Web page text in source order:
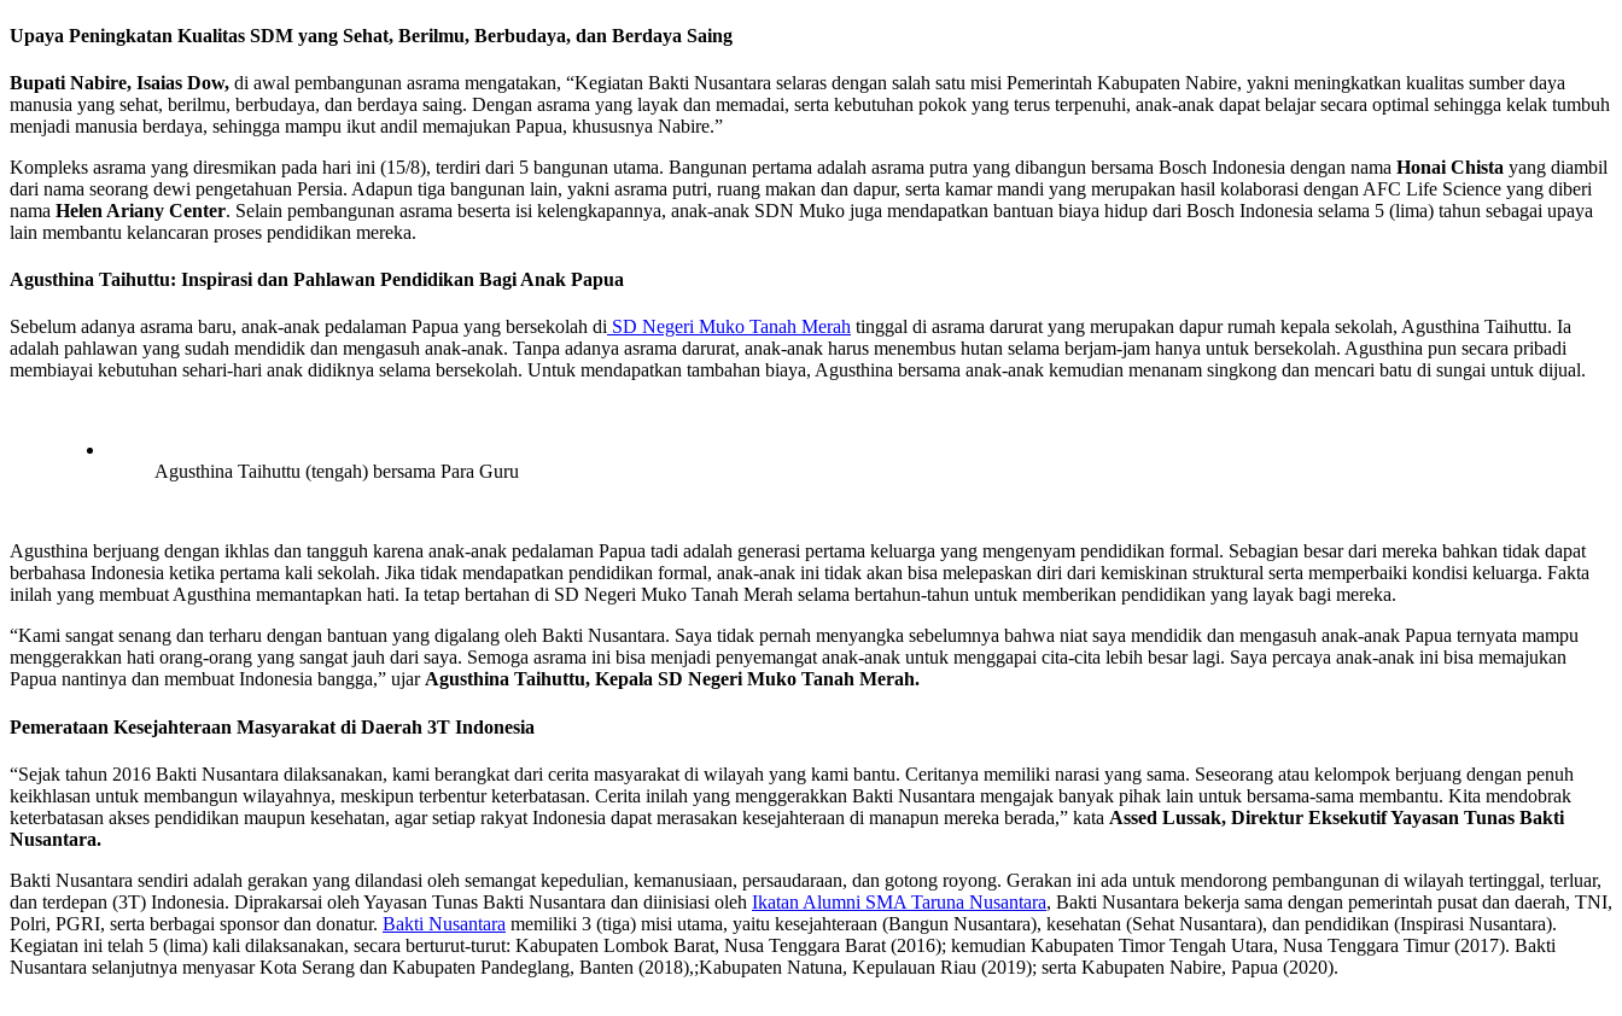
Upaya Peningkatan Kualitas SDM yang Sehat, Berilmu, Berbudaya, dan Berdaya Saing
Bupati Nabire, Isaias Dow, di awal pembangunan asrama mengatakan, “Kegiatan Bakti Nusantara selaras dengan salah satu misi Pemerintah Kabupaten Nabire, yakni meningkatkan kualitas sumber daya
manusia yang sehat, berilmu, berbudaya, dan berdaya saing. Dengan asrama yang layak dan memadai, serta kebutuhan pokok yang terus terpenuhi, anak-anak dapat belajar secara optimal sehingga kelak tumbuh
menjadi manusia berdaya, sehingga mampu ikut andil memajukan Papua, khususnya Nabire.”
Kompleks asrama yang diresmikan pada hari ini (15/8), terdiri dari 5 bangunan utama. Bangunan pertama adalah asrama putra yang dibangun bersama Bosch Indonesia dengan nama Honai Chista yang diambil
dari nama seorang dewi pengetahuan Persia. Adapun tiga bangunan lain, yakni asrama putri, ruang makan dan dapur, serta kamar mandi yang merupakan hasil kolaborasi dengan AFC Life Science yang diberi
nama Helen Ariany Center. Selain pembangunan asrama beserta isi kelengkapannya, anak-anak SDN Muko juga mendapatkan bantuan biaya hidup dari Bosch Indonesia selama 5 (lima) tahun sebagai upaya
lain membantu kelancaran proses pendidikan mereka.
Agusthina Taihuttu: Inspirasi dan Pahlawan Pendidikan Bagi Anak Papua
Sebelum adanya asrama baru, anak-anak pedalaman Papua yang bersekolah di SD Negeri Muko Tanah Merah tinggal di asrama darurat yang merupakan dapur rumah kepala sekolah, Agusthina Taihuttu. Ia
adalah pahlawan yang sudah mendidik dan mengasuh anak-anak. Tanpa adanya asrama darurat, anak-anak harus menembus hutan selama berjam-jam hanya untuk bersekolah. Agusthina pun secara pribadi
membiayai kebutuhan sehari-hari anak didiknya selama bersekolah. Untuk mendapatkan tambahan biaya, Agusthina bersama anak-anak kemudian menanam singkong dan mencari batu di sungai untuk dijual.
Agusthina Taihuttu (tengah) bersama Para Guru
Agusthina berjuang dengan ikhlas dan tangguh karena anak-anak pedalaman Papua tadi adalah generasi pertama keluarga yang mengenyam pendidikan formal. Sebagian besar dari mereka bahkan tidak dapat
berbahasa Indonesia ketika pertama kali sekolah. Jika tidak mendapatkan pendidikan formal, anak-anak ini tidak akan bisa melepaskan diri dari kemiskinan struktural serta memperbaiki kondisi keluarga. Fakta
inilah yang membuat Agusthina memantapkan hati. Ia tetap bertahan di SD Negeri Muko Tanah Merah selama bertahun-tahun untuk memberikan pendidikan yang layak bagi mereka.
“Kami sangat senang dan terharu dengan bantuan yang digalang oleh Bakti Nusantara. Saya tidak pernah menyangka sebelumnya bahwa niat saya mendidik dan mengasuh anak-anak Papua ternyata mampu
menggerakkan hati orang-orang yang sangat jauh dari saya. Semoga asrama ini bisa menjadi penyemangat anak-anak untuk menggapai cita-cita lebih besar lagi. Saya percaya anak-anak ini bisa memajukan
Papua nantinya dan membuat Indonesia bangga,” ujarAgusthina Taihuttu, Kepala SD Negeri Muko Tanah Merah.
Pemerataan Kesejahteraan Masyarakat di Daerah 3T Indonesia
“Sejak tahun 2016 Bakti Nusantara dilaksanakan, kami berangkat dari cerita masyarakat di wilayah yang kami bantu. Ceritanya memiliki narasi yang sama. Seseorang atau kelompok berjuang dengan penuh
keikhlasan untuk membangun wilayahnya, meskipun terbentur keterbatasan. Cerita inilah yang menggerakkan Bakti Nusantara mengajak banyak pihak lain untuk bersama-sama membantu. Kita mendobrak
keterbatasan akses pendidikan maupun kesehatan, agar setiap rakyat Indonesia dapat merasakan kesejahteraan di manapun mereka berada,” kata Assed Lussak, Direktur Eksekutif Yayasan Tunas Bakti
Nusantara.
Bakti Nusantara sendiri adalah gerakan yang dilandasi oleh semangat kepedulian, kemanusiaan, persaudaraan, dan gotong royong. Gerakan ini ada untuk mendorong pembangunan di wilayah tertinggal, terluar,
dan terdepan (3T) Indonesia. Diprakarsai oleh Yayasan Tunas Bakti Nusantara dan diinisiasi oleh Ikatan Alumni SMA Taruna Nusantara, Bakti Nusantara bekerja sama dengan pemerintah pusat dan daerah, TNI,
Polri, PGRI, serta berbagai sponsor dan donatur. Bakti Nusantara memiliki 3 (tiga) misi utama, yaitu kesejahteraan (Bangun Nusantara), kesehatan (Sehat Nusantara), dan pendidikan (Inspirasi Nusantara).
Kegiatan ini telah 5 (lima) kali dilaksanakan, secara berturut-turut: Kabupaten Lombok Barat, Nusa Tenggara Barat (2016); kemudian Kabupaten Timor Tengah Utara, Nusa Tenggara Timur (2017). Bakti
Nusantara selanjutnya menyasar Kota Serang dan Kabupaten Pandeglang, Banten (2018),;Kabupaten Natuna, Kepulauan Riau (2019); serta Kabupaten Nabire, Papua (2020).